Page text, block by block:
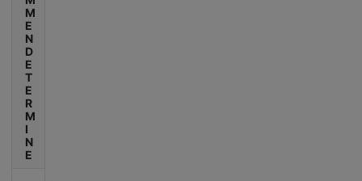
M
E
N
D
E
T
E
R
M
I
N
E